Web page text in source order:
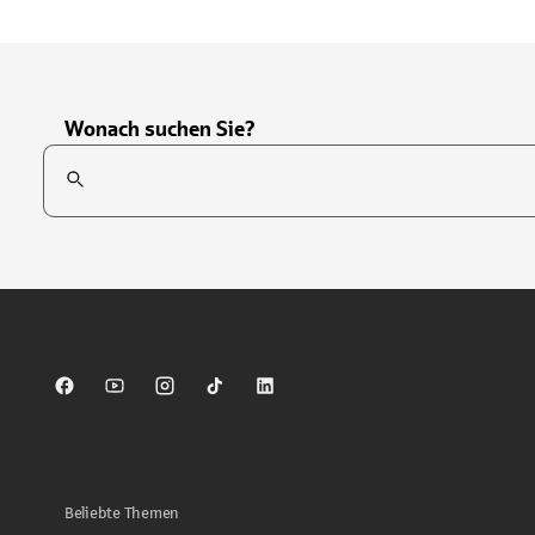
Wonach suchen Sie?
Suchfeld
Sparkasse auf Facebook
Sparkasse auf Youtube
Sparkasse auf Instagram
Sparkasse auf TikTok
Sparkasse auf LinkedIn
Beliebte Themen